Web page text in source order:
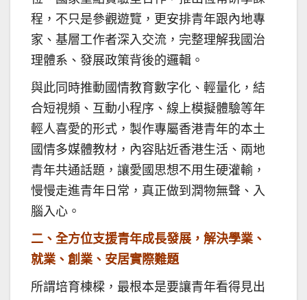
程，不只是參觀遊覽，更安排青年跟內地專
家、基層工作者深入交流，完整理解我國治
理體系、發展政策背後的邏輯。
與此同時推動國情教育數字化、輕量化，結
合短視頻、互動小程序、線上模擬體驗等年
輕人喜愛的形式，製作專屬香港青年的本土
國情多媒體教材，內容貼近香港生活、兩地
青年共通話題，讓愛國思想不用生硬灌輸，
慢慢走進青年日常，真正做到潤物無聲、入
腦入心。
二、全方位支援青年成長發展，解決學業、
就業、創業、安居實際難題
所謂培育棟樑，最根本是要讓青年看得見出